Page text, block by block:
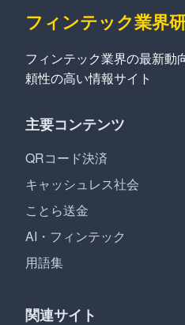
フィンテック業界
フィンテック業界の最新動
頼性の高い情報サイト
主要コンテンツ
QRコード決済
キャッシュレス社会
ことら送金
AI・フィンテック
用語集
関連サイト